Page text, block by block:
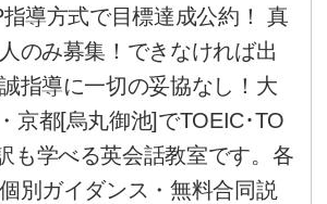
転を習得するように、
タッチができるよう
ていきましょう。
師が「机の上の勉強